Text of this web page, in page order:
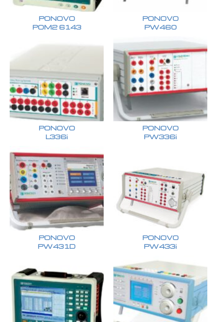
PONOVO
POM2 6143
PONOVO
PW460
PONOVO
L336i
PONOVO
PW336i
PONOVO
PW431D
PONOVO
PW433i